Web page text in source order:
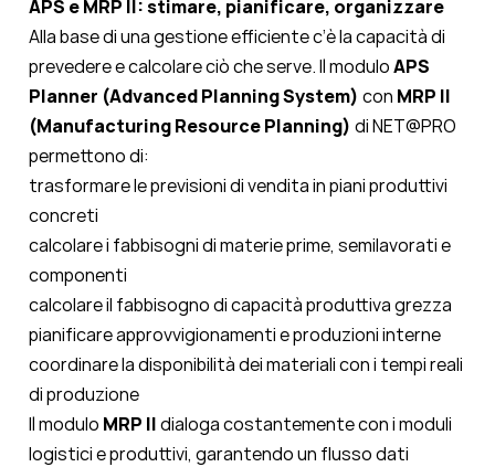
APS e MRP II: stimare, pianificare, organizzare
Alla base di una gestione efficiente c’è la capacità di
prevedere e calcolare ciò che serve. Il moduloAPS
Planner (Advanced Planning System) con MRP II
(Manufacturing Resource Planning) di NET@PRO
permettono di:
trasformare le previsioni di vendita in piani produttivi
concreti
calcolare i fabbisogni di materie prime, semilavorati e
componenti
calcolare il fabbisogno di capacità produttiva grezza
pianificare approvvigionamenti e produzioni interne
coordinare la disponibilità dei materiali con i tempi reali
di produzione
Ilmodulo MRP IIdialoga costantemente con i moduli
logistici e produttivi, garantendo un flusso dati